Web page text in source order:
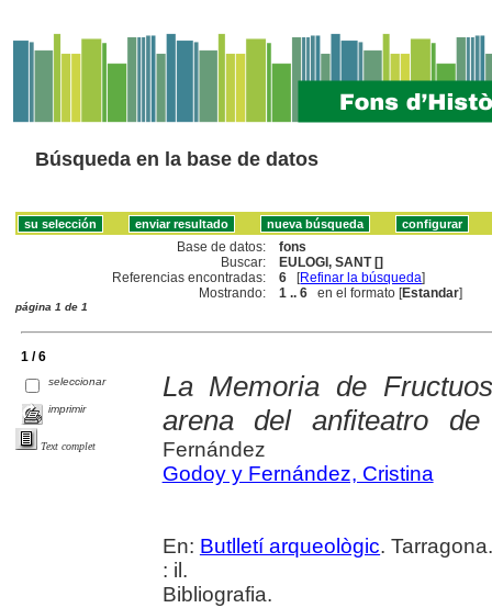
Búsqueda en la base de datos
Base de datos:
fons
Buscar:
EULOGI, SANT []
Referencias encontradas:
6 [Refinar la búsqueda]
Mostrando:
1 .. 6 en el formato [Estandar]
página 1 de 1
1 / 6
seleccionar
imprimir
Text complet
La Memoria de
arena del anfiteatro de
Fernández
Godoy y Fernández, Cristina
En: Butlletí arqueològic.
: il.
Bibliografia.